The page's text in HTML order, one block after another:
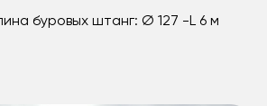
буровых штанг: Ø 127 -L 6 м